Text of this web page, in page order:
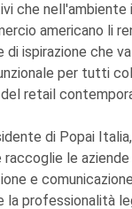
che nell'ambiente
americano li
di ispirazione che
per tutti
retail
di Popai
le
e
la professionalità